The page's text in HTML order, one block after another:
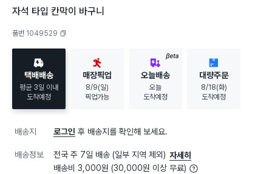
30대 여성
자석 타입 칸막이 바구니
품번 1049529
택배배송
평균 3일 이내
도착예정
매장픽업
8/9(일)
픽업가능
BETA
오늘배송
오늘
도착예정
대량주문
8/18(화)
도착예정
배송지 로그인 후 배송지를 확인해 보세요.
배송정보 전국 주 7일 배송 (일부 지역 제외) 자세히
배송비 3,000원 (30,000원 이상 무료)